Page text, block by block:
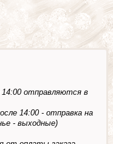
отправляются в
14:00 - отправка на
- выходные)